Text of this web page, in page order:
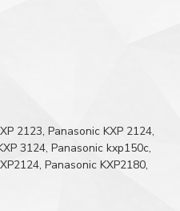
2123, Panasonic KXP 2124,
3124, Panasonic kxp150c,
Panasonic KXP2180,